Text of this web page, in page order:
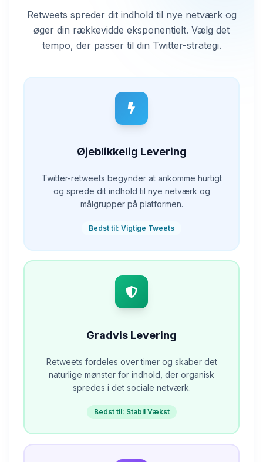
Retweets spreder dit indhold til nye netværk og
øger din rækkevidde eksponentielt. Vælg det
tempo, der passer til din Twitter-strategi.
Øjeblikkelig Levering
Twitter-retweets begynder at ankomme hurtigt
og sprede dit indhold til nye netværk og
målgrupper på platformen.
Bedst til: Vigtige Tweets
Gradvis Levering
Retweets fordeles over timer og skaber det
naturlige mønster for indhold, der organisk
spredes i det sociale netværk.
Bedst til: Stabil Vækst